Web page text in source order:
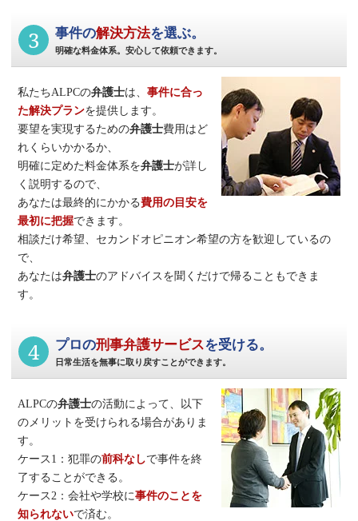
3 事件の解決方法を選ぶ。
明確な料金体系。安心して依頼できます。
私たちALPCの弁護士は、事件に合っ
た解決プランを提供します。
要望を実現するための弁護士費用はど
れくらいかかるか、
明確に定めた料金体系を弁護士が詳し
く説明するので、
あなたは最終的にかかる費用の目安を
最初に把握できます。
相談だけ希望、セカンドオピニオン希望の方を歓迎しているの
で、
あなたは弁護士のアドバイスを聞くだけで帰ることもできま
す。
4 プロの刑事弁護サービスを受ける。
日常生活を無事に取り戻すことができます。
ALPCの弁護士の活動によって、以下
のメリットを受けられる場合がありま
す。
ケース1：犯罪の前科なしで事件を終
了することができる。
ケース2：会社や学校に事件のことを
知られないで済む。